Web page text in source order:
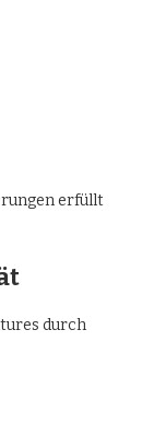
erfüllt
durch